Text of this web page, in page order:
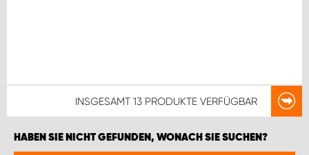
INSGESAMT 13 PRODUKTE VERFÜGBAR
HABEN SIE NICHT GEFUNDEN, WONACH SIE SUCHEN?